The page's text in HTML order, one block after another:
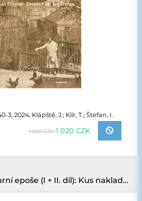
3, 2024, Klápště, J.; Klír, T.; Štefan, I.
1 200 CZK1 020 CZK
O umlčené kulturní epoše (I + II. díl): Kus nakladatelské historie